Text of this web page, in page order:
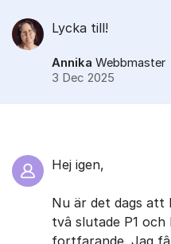
Lycka till!
Annika Webbmaster
3 Dec 2025
Hej igen,
Nu är det dags att
tvâ slutade P1